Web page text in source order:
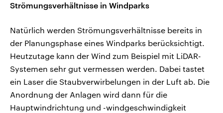
Strömungsverhältnisse in Windparks
Natürlich werden Strömungsverhältnisse bereits in
der Planungsphase eines Windparks berücksichtigt.
Heutzutage kann der Wind zum Beispiel mit LiDAR-
Systemen sehr gut vermessen werden. Dabei tastet
ein Laser die Staubverwirbelungen in der Luft ab. Die
Anordnung der Anlagen wird dann für die
Hauptwindrichtung und -windgeschwindigkeit